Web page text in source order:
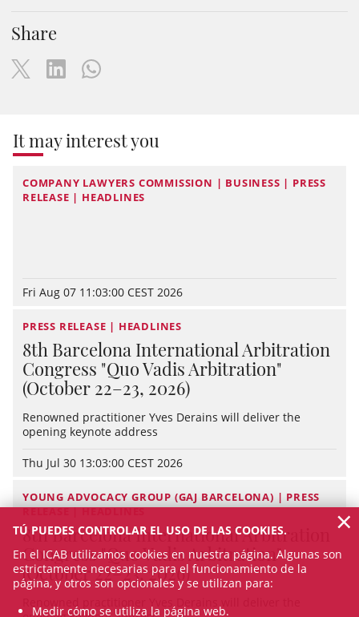
Share
It may interest you
COMPANY LAWYERS COMMISSION | BUSINESS | PRESS
RELEASE | HEADLINES
Fri Aug 07 11:03:00 CEST 2026
PRESS RELEASE | HEADLINES
8th Barcelona International Arbitration
Congress "Quo Vadis Arbitration"
(October 22–23, 2026)
Renowned practitioner Yves Derains will deliver the
opening keynote address
Thu Jul 30 13:03:00 CEST 2026
YOUNG ADVOCACY GROUP (GAJ BARCELONA) | PRESS
RELEASE | HEADLINES
8th Barcelona International Arbitration
Congress "Quo Vadis Arbitration"
(October 22–23, 2026)
TÚ PUEDES CONTROLAR EL USO DE LAS COOKIES.
En el ICAB utilizamos cookies en nuestra página. Algunas son
estrictamente necesarias para el funcionamiento de la
página, y otros son opcionales y se utilizan para:
Medir cómo se utiliza la página web.
×